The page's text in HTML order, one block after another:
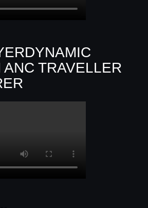
ANC TRAVELLER